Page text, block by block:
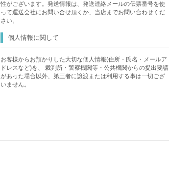
性がございます。発送情報は、発送連絡メールの伝票番号を使
って運送会社にお問い合せ頂くか、当店までお問い合わせくだ
さい。
個人情報に関して
お客様からお預かりした大切な個人情報(住所・氏名・メールア
ドレスなど)を、 裁判所・警察機関等・公共機関からの提出要請
があった場合以外、第三者に譲渡または利用する事は一切ござ
いません。